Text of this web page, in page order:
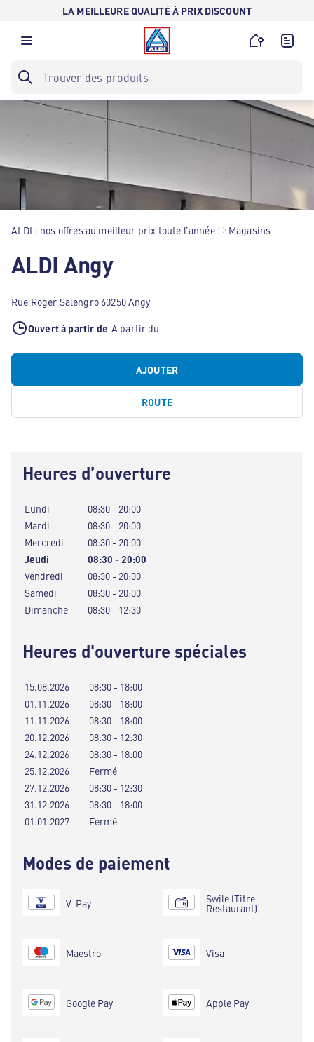
LA MEILLEURE QUALITÉ À PRIX DISCOUNT
ALDI : nos offres au meilleur prix toute l’année ! Magasins
ALDI Angy
Rue Roger Salengro 60250 Angy
Ouvert à partir de A partir du
AJOUTER
ROUTE
Heures d’ouverture
Lundi
08:30 - 20:00
Mardi
08:30 - 20:00
Mercredi
08:30 - 20:00
Jeudi
08:30 - 20:00
Vendredi
08:30 - 20:00
Samedi
08:30 - 20:00
Dimanche
08:30 - 12:30
Heures d'ouverture spéciales
15.08.2026
08:30 - 18:00
01.11.2026
08:30 - 18:00
11.11.2026
08:30 - 18:00
20.12.2026
08:30 - 12:30
24.12.2026
08:30 - 18:00
25.12.2026
Fermé
27.12.2026
08:30 - 12:30
31.12.2026
08:30 - 18:00
01.01.2027
Fermé
Modes de paiement
V-Pay
Maestro
Google Pay
Swile (Titre
Restaurant)
Visa
Apple Pay